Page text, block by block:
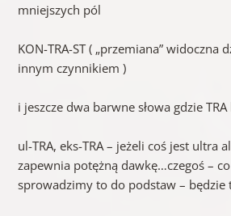
mniejszych pól
KON-TRA-ST ( „przemiana” widoczna
innym czynnikiem )
i jeszcze dwa barwne słowa gdzie
ul-TRA, eks-TRA – jeżeli coś jest ultra
zapewnia potężną dawkę…czegoś –
sprowadzimy to do podstaw – będzie